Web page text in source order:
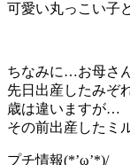
可愛い丸っこい子
ちなみに…お母さ
先日出産したみ
歳は違いますが…
その前出産した
プチ情報(*’ω’*)/